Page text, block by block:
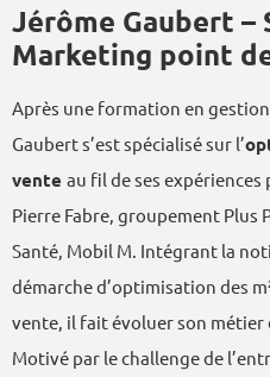
Jérôme Gaubert –
Marketing point
Après une formation en
Gaubert s’est spécialisé sur l’
vente au fil de ses
Pierre Fabre, groupement Plus
Santé, Mobil M. Intégrant la
démarche d’optimisation des
vente, il fait évoluer son métier
Motivé par le challenge de